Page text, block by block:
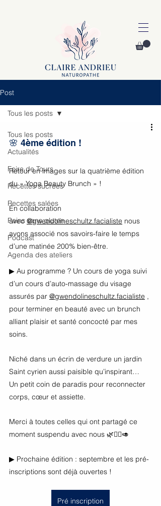
Post
Tous les posts
Actualités
Foire de Tours
Recettes sucrées
Recettes salées
Pains sans gluten
Podcast
Agenda des ateliers
Tous les posts
🌸 4ème édition !
Retour en images sur la quatrième édition
du « Yoga Beauty Brunch » !
En collaboration
avec @gwendolineschultz.facialiste nous
avons associé nos savoirs-faire le temps
d’une matinée 200% bien-être.
▶ Au programme ? Un cours de yoga suivi
d’un cours d’auto-massage du visage
assurés par @gwendolineschultz.facialiste ,
pour terminer en beauté avec un brunch
alliant plaisir et santé concocté par mes
soins.
Niché dans un écrin de verdure un jardin
Saint cyrien aussi paisible qu’inspirant…
Un petit coin de paradis pour reconnecter
corps, cœur et assiette.
Merci à toutes celles qui ont partagé ce
moment suspendu avec nous 🌿🧘‍♀️🥑
▶ Prochaine édition : septembre et les pré-
inscriptions sont déjà ouvertes !
Pré inscription